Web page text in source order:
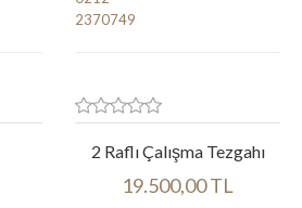
2 Raflı Çalışma Tezgahı
19.500,00 TL